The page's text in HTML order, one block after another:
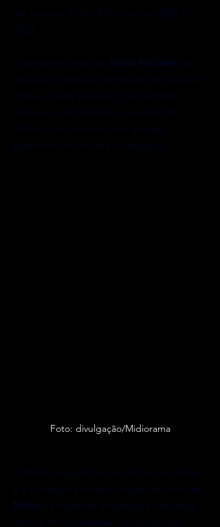
de Janeiro e São Paulo,entre 2022 e
2023.
O sensível olhar de Flavia Moraes não
apenas registra a comoção dos fãs por
onde a turnê passou, mas também
evidencia a dimensão mundial de
Milton, um dos maiores artistas
brasileiros de todos os tempos.
Foto: divulgação/Midiorama
A diretora explora o aspecto espiritual
e a complexa simplicidade da obra de
Milton , enquanto investiga as origens
de sua musicalidade. Ao longo do